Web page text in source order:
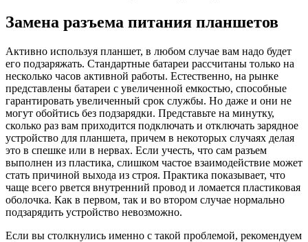
Замена разъема питания планшетов
Активно используя планшет, в любом случае вам надо будет
его подзаряжать. Стандартные батареи рассчитаны только на
несколько часов активной работы. Естественно, на рынке
представлены батареи с увеличенной емкостью, способные
гарантировать увеличенный срок службы. Но даже и они не
могут обойтись без подзарядки. Представьте на минутку,
сколько раз вам приходится подключать и отключать зарядное
устройство для планшета, причем в некоторых случаях делая
это в спешке или в нервах. Если учесть, что сам разъем
выполнен из пластика, слишком частое взаимодействие может
стать причиной выхода из строя. Практика показывает, что
чаще всего рвется внутренний провод и ломается пластиковая
оболочка. Как в первом, так и во втором случае нормально
подзарядить устройство невозможно.
Если вы столкнулись именно с такой проблемой, рекомендуем